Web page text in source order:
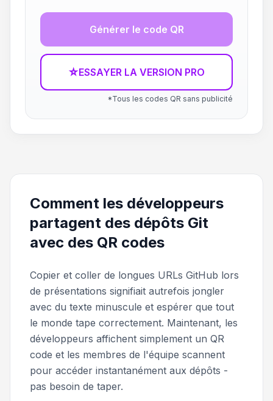
Générer le code QR
☆ESSAYER LA VERSION PRO
*Tous les codes QR sans publicité
Comment les développeurs
partagent des dépôts Git
avec des QR codes
Copier et coller de longues URLs GitHub lors
de présentations signifiait autrefois jongler
avec du texte minuscule et espérer que tout
le monde tape correctement. Maintenant, les
développeurs affichent simplement un QR
code et les membres de l'équipe scannent
pour accéder instantanément aux dépôts -
pas besoin de taper.